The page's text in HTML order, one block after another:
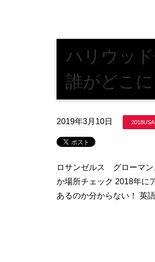
ハリウッ
誰がどこに
2019年3月10日
ロサンゼルス グローマ
か場所チェック 2018年に
あるのか分からない！ 英